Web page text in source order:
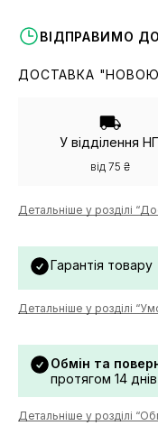
ВІДПРАВИМО
ДОСТАВКА
У відділення
від 75 ₴
Детальніше у розділі
Гарантія товару
Детальніше у розділі
Обмін та
протягом 14
Детальніше у розділі